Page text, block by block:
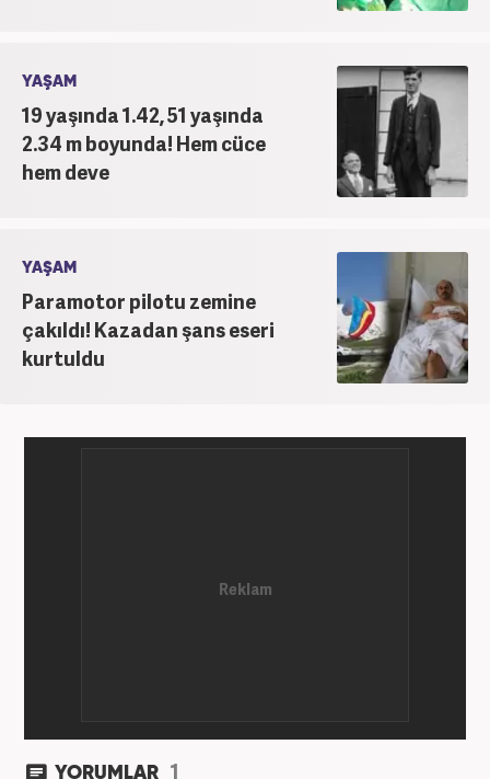
YAŞAM
19 yaşında 1.42, 51 yaşında
2.34 m boyunda! Hem cüce
hem deve
YAŞAM
Paramotor pilotu zemine
çakıldı! Kazadan şans eseri
kurtuldu
YORUMLAR 1